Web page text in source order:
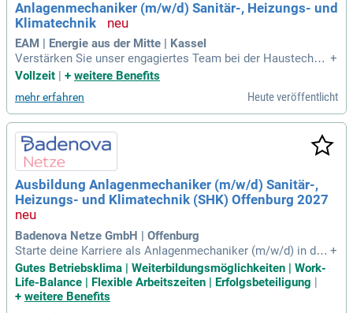
Anlagenmechaniker (m/w/d) Sanitär-, Heizungs- und
Klimatechnik
EAM | Energie aus der Mitte | Kassel
Verstärken Sie unser engagiertes Team bei der Haustechnik
Persch GmbH in Kassel als Anlagenmechaniker (m/w/d) für
e, die Baustellen organisieren und koordinieren, Aufmaße er
stellen und Materialien bestellen. Ihre Aufgabe umfasst die
zuverlässige Installation und Montage von Anlagen in Neu-
und Bestandsprojekten. Voraussetzungen sind eine abgesc
hlossene Berufsausbildung und einschlägige Berufserfahrun
g. Verfügen Sie über Organisationstalent und Kommunikatio
nsfähigkeit sowie sehr gute Deutschkenntnisse? Profitieren
Sie von einem sicheren Arbeitsverhältnis und hervorragende
n Weiterbildungsmöglichkeiten!
+
Vollzeit
+ weitere Benefits
mehr erfahren Heute veröffentlicht
Ausbildung Anlagenmechaniker (m/w/d) Sanitär-,
Heizungs- und Klimatechnik (SHK) Offenburg 2027
Badenova Netze GmbH | Offenburg
Starte deine Karriere als Anlagenmechaniker (m/w/d) in der
sanitär-, heizungs- und klimatechnischen Branche bei Baden
ova Netze GmbH in Offenburg! Ab 2027 kannst du in Vollzeit
und befristet neue Fähigkeiten erlernen, während du in unser
+
Gutes Betriebsklima | Weiterbildungsmöglichkeiten | Work-
Life-Balance | Flexible Arbeitszeiten | Erfolgsbeteiligung |
+ weitere Benefits